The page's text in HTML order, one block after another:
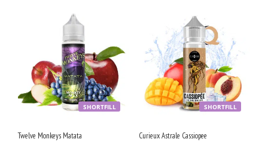
mehrere
Varianten
Die
Optionen
auf
SHORTFILL
Twelve Monkeys Matata
SHORTFILL
Curieux Astrale Cassiopee